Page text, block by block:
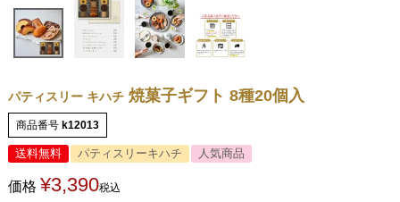
パティスリー キハチ 焼菓子ギフト 8種20個入
商品番号 k12013
送料無料 パティスリーキハチ 人気商品
価格 ¥3,390税込